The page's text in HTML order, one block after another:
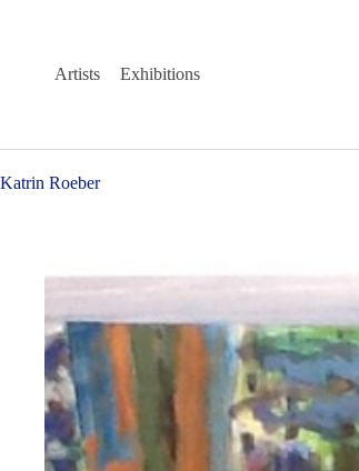
Artists
Exhibitions
Katrin Roeber